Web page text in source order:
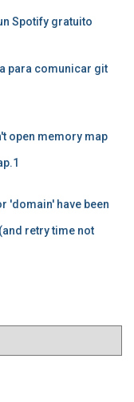
Spotify gratuito
para comunicar git
open memory map
'domain' have been
retry time not